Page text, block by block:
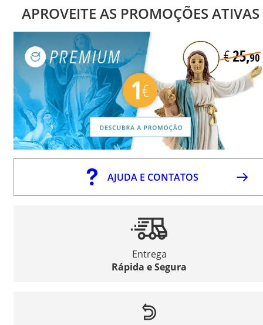
APROVEITE AS PROMOÇÕES ATIVAS
AJUDA E CONTATOS
Entrega
Rápida e Segura